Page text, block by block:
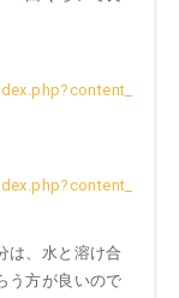
は、水と溶け合
う方が良いので